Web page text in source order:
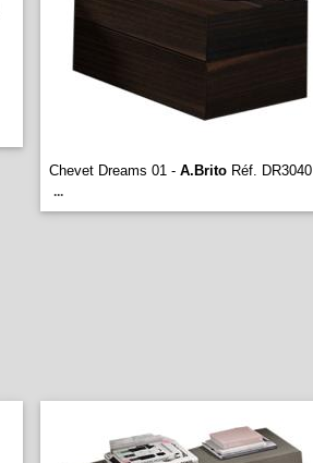
Chevet Dreams 01 - A.Brito Réf. DR3040
...